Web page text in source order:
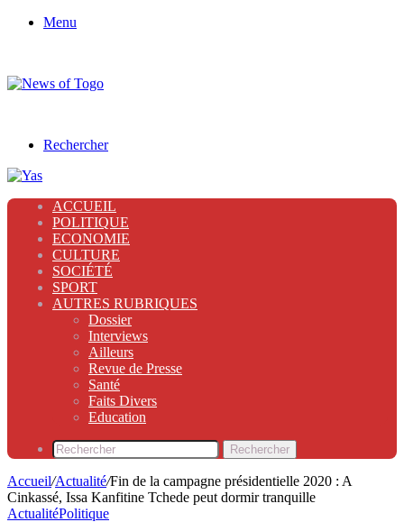
Menu
Rechercher
ACCUEIL
POLITIQUE
ECONOMIE
CULTURE
SOCIÉTÉ
SPORT
AUTRES RUBRIQUES
Dossier
Interviews
Ailleurs
Revue de Presse
Santé
Faits Divers
Education
Rechercher
Accueil/Actualité/Fin de la campagne présidentielle 2020 : A
Cinkassé, Issa Kanfitine Tchede peut dormir tranquille
ActualitéPolitique